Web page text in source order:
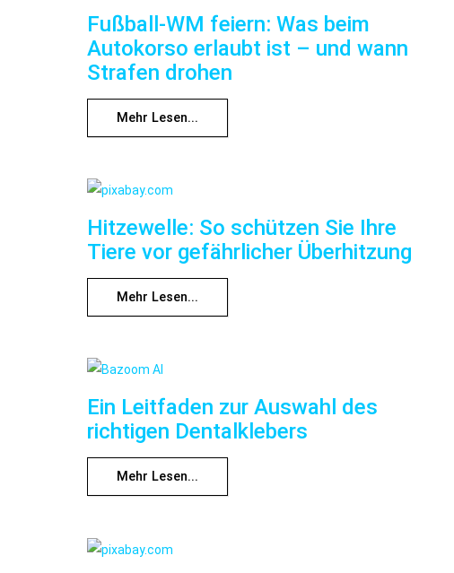
Fußball-WM feiern: Was beim
Autokorso erlaubt ist – und wann
Strafen drohen
Mehr Lesen...
Hitzewelle: So schützen Sie Ihre
Tiere vor gefährlicher Überhitzung
Mehr Lesen...
Ein Leitfaden zur Auswahl des
richtigen Dentalklebers
Mehr Lesen...